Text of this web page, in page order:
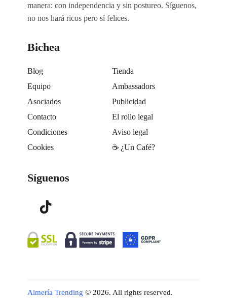
manera: con independencia y sin postureo. Síguenos,
no nos hará ricos pero sí felices.
Bichea
Blog
Tienda
Equipo
Ambassadors
Asociados
Publicidad
Contacto
El rollo legal
Condiciones
Aviso legal
Cookies
☕️ ¿Un Café?
Síguenos
Almería Trending © 2026. All rights reserved.